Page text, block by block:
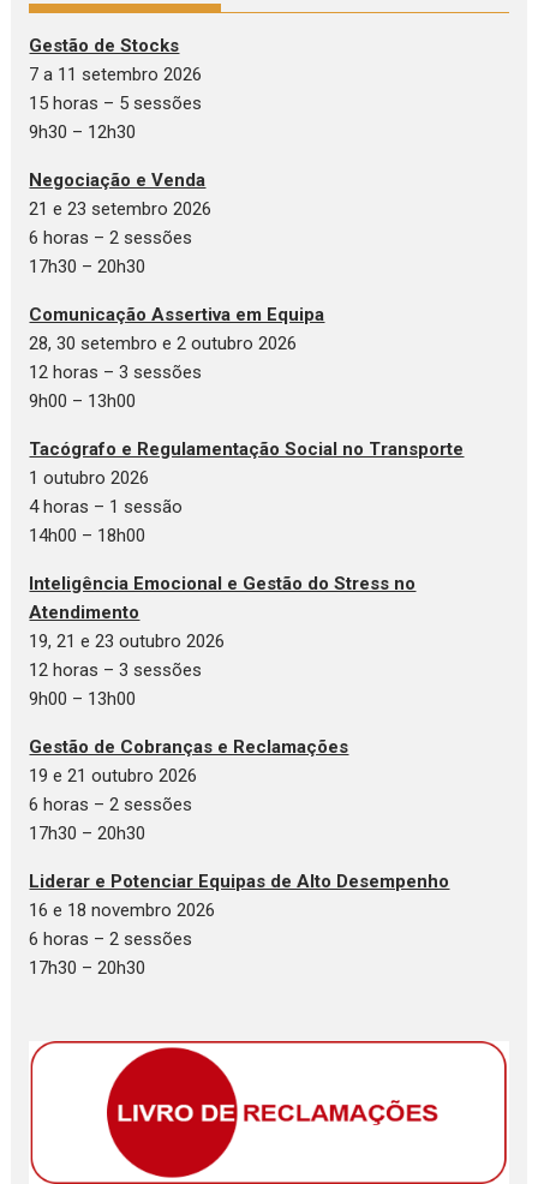
Gestão de Stocks
7 a 11 setembro 2026
15 horas – 5 sessões
9h30 – 12h30
Negociação e Venda
21 e 23 setembro 2026
6 horas – 2 sessões
17h30 – 20h30
Comunicação Assertiva em Equipa
28, 30 setembro e 2 outubro 2026
12 horas – 3 sessões
9h00 – 13h00
Tacógrafo e Regulamentação Social no Transporte
1 outubro 2026
4 horas – 1 sessão
14h00 – 18h00
Inteligência Emocional e Gestão do Stress no
Atendimento
19, 21 e 23 outubro 2026
12 horas – 3 sessões
9h00 – 13h00
Gestão de Cobranças e Reclamações
19 e 21 outubro 2026
6 horas – 2 sessões
17h30 – 20h30
Liderar e Potenciar Equipas de Alto Desempenho
16 e 18 novembro 2026
6 horas – 2 sessões
17h30 – 20h30